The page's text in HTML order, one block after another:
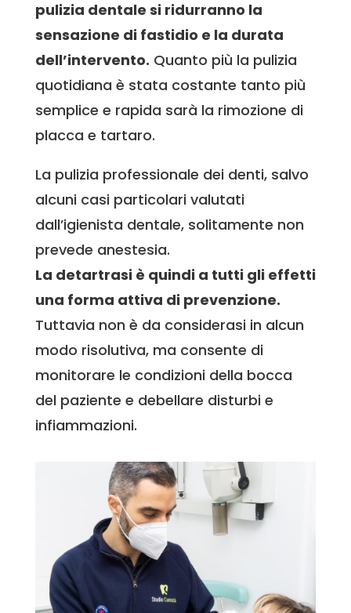
pulizia dentale si ridurranno la
sensazione di fastidio e la durata
dell’intervento. Quanto più la pulizia
quotidiana è stata costante tanto più
semplice e rapida sarà la rimozione di
placca e tartaro.
La pulizia professionale dei denti, salvo
alcuni casi particolari valutati
dall’igienista dentale, solitamente non
prevede anestesia.
La detartrasi è quindi a tutti gli effetti
una forma attiva di prevenzione.
Tuttavia non è da considerasi in alcun
modo risolutiva, ma consente di
monitorare le condizioni della bocca
del paziente e debellare disturbi e
infiammazioni.